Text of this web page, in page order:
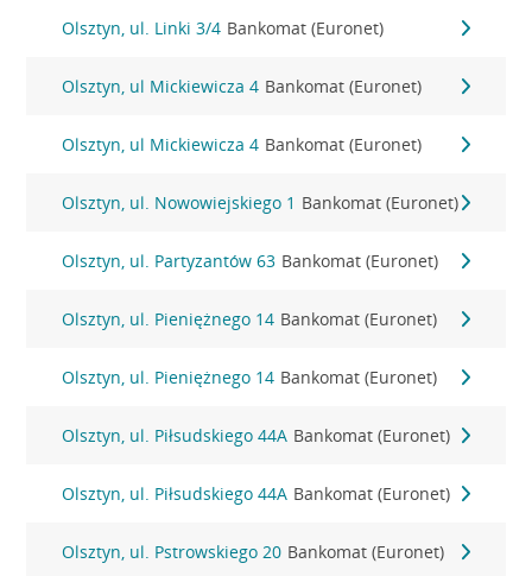
Olsztyn, ul. Linki 3/4 Bankomat (Euronet)
Olsztyn, ul Mickiewicza 4 Bankomat (Euronet)
Olsztyn, ul Mickiewicza 4 Bankomat (Euronet)
Olsztyn, ul. Nowowiejskiego 1 Bankomat (Euronet)
Olsztyn, ul. Partyzantów 63 Bankomat (Euronet)
Olsztyn, ul. Pieniężnego 14 Bankomat (Euronet)
Olsztyn, ul. Pieniężnego 14 Bankomat (Euronet)
Olsztyn, ul. Piłsudskiego 44A Bankomat (Euronet)
Olsztyn, ul. Piłsudskiego 44A Bankomat (Euronet)
Olsztyn, ul. Pstrowskiego 20 Bankomat (Euronet)